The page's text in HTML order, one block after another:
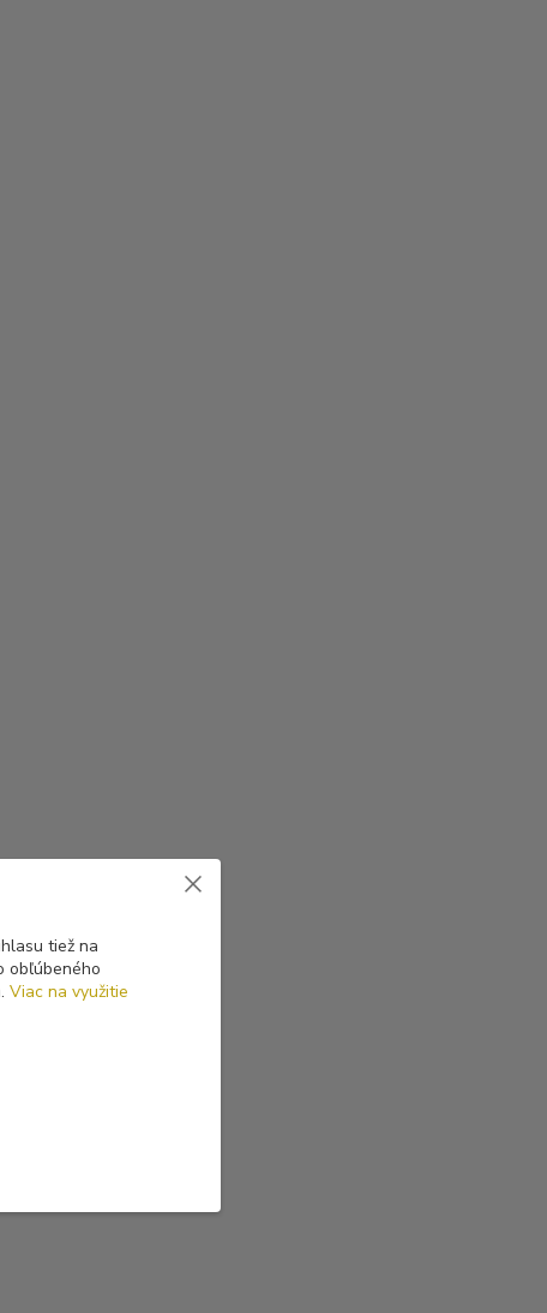
tiež na
obľúbeného
Viac na využitie